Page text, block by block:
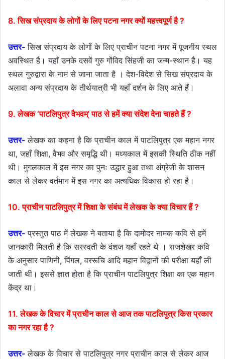
8. सिख संप्रदाय के लोगों के लिए पटना नगर क्यों महत्त्वपूर्ण है ?
उत्तर- सिख संप्रदाय के लोगों के लिए प्राचीन पटना नगर में पूजनीय स्थल
अवस्थित है। यहाँ उनके दसवें गुरु गोंविद सिंहजी का जन्म-स्थान है। यह
स्थल गुरुद्वारा के नाम से जाना जाता है । देश-विदेश से सिख संप्रदाय के
अलावा अन्य संप्रदाय के तीर्थयात्री भी यहाँ दर्शन के लिए आते हैं।
9. लेखक ‘पाटलिपुत्र वैभवम्’ पाठ से हमें क्या संदेश देना चाहते हैं ?
उत्तर- लेखक का कहना है कि प्राचीन काल में पाटलिपुत्र एक महान नगर
था, जहाँ शिक्षा, वैभव और समृद्धि थी। मध्यकाल में इसकी स्थिति ठीक नहीं
थी। मुगलकाल में इस नगर का पुनः उद्धार हुआ तथा अंग्रेजी के शासन
काल से लेकर वर्तमान में इस नगर का अत्यधिक विकास हो रहा है।
10. प्राचीन पाटलिपुत्र में शिक्षा के संबंध में लेखक के क्या विचार हैं ?
उत्तर- प्रस्तुत पाठ में लेखक ने बताया है कि दामोदर नामक कवि से हमें
जानकारी मिलती है कि सरस्वती के वंशज यहाँ रहते थे । राजशेखर कवि
के अनुसार पाणिनी, पिंगल, वररूचि आदि महान विद्वानों की परीक्षा यहाँ ली
जाती थी। इससे ज्ञात होता है कि प्राचीन पाटलिपुत्र शिक्षा का एक महान
केंद्र था।
11. लेखक के विचार में प्राचीन काल से आज तक पाटलिपुत्र किस प्रकार
का नगर रहा है ?
उत्तर- लेखक के विचार से पाटलिपुत्र नगर प्राचीन काल से लेकर आज